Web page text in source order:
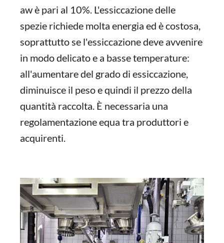
aw è pari al 10%. L'essiccazione delle
spezie richiede molta energia ed è costosa,
soprattutto se l'essiccazione deve avvenire
in modo delicato e a basse temperature:
all'aumentare del grado di essiccazione,
diminuisce il peso e quindi il prezzo della
quantità raccolta. È necessaria una
regolamentazione equa tra produttori e
acquirenti.